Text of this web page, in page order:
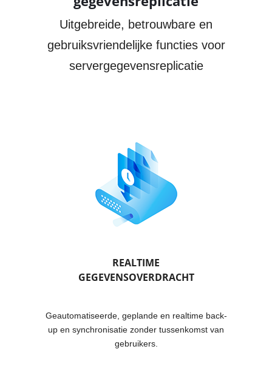
GRATIS PROEFVERSIE DOWNLOADEN
Uitgebreide, betrouwbare en
gebruiksvriendelijke functies voor
servergegevensreplicatie
REALTIME
GEGEVENSOVERDRACHT
Geautomatiseerde, geplande en realtime back-
up en synchronisatie zonder tussenkomst van
gebruikers.